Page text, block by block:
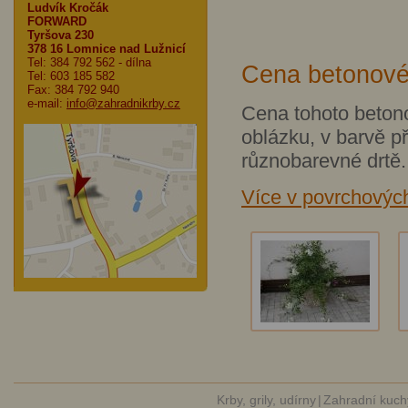
Ludvík Kročák
FORWARD
Tyršova 230
378 16 Lomnice nad Lužnicí
Tel: 384 792 562 - dílna
Tel: 603 185 582
Fax: 384 792 940
e-mail: info@zahradnikrby.cz
Cena
Cena tohoto
oblázku, v barvě
různobarevné drtě.
Více v
Krby, grily, udírny | Zahradní